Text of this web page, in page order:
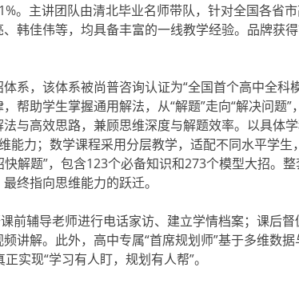
。主讲团队由清北毕业名师带队，针对全国各省市
韩佳伟等，均具备丰富的一线教学经验。品牌获
系，该体系被尚普咨询认证为“全国首个高中全科
帮助学生掌握通用解法，从“解题”走向“解决问题
与高效思路，兼顾思维深度与解题效率。以具体
能力；数学课程采用分层教学，适配不同水平学生
解题”，包含123个必备知识和273个模型大招。
终指向思维能力的跃迁。
前辅导老师进行电话家访、建立学情档案；课后
讲解。此外，高中专属“首席规划师”基于多维数
实现“学习有人盯，规划有人帮”。